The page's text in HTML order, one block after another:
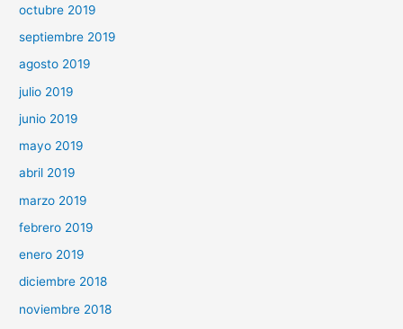
octubre 2019
septiembre 2019
agosto 2019
julio 2019
junio 2019
mayo 2019
abril 2019
marzo 2019
febrero 2019
enero 2019
diciembre 2018
noviembre 2018